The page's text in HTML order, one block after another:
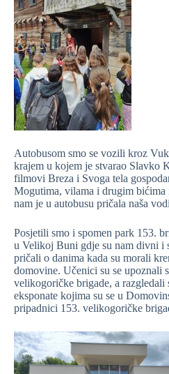
Autobusom smo se vozili kroz
krajem u kojem je stvarao Slavko
filmovi Breza i Svoga tela
Mogutima, vilama i drugim bićima
nam je u autobusu pričala naša
Posjetili smo i spomen park 153.
u Velikoj Buni gdje su nam divni i
pričali o danima kada su morali
domovine. Učenici su se upoznali
velikogoričke brigade, a
eksponate kojima su se u
pripadnici 153. velikogoričke